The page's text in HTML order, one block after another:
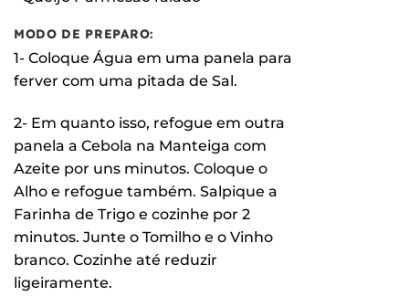
MODO DE PREPARO:
1- Coloque Água em uma panela para
ferver com uma pitada de Sal.
2- Em quanto isso, refogue em outra
panela a Cebola na Manteiga com
Azeite por uns minutos. Coloque o
Alho e refogue também. Salpique a
Farinha de Trigo e cozinhe por 2
minutos. Junte o Tomilho e o Vinho
branco. Cozinhe até reduzir
ligeiramente.